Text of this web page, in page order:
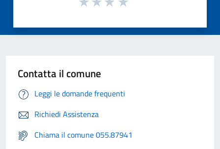
Contatta il comune
Leggi le domande frequenti
Richiedi Assistenza
Chiama il comune 055.87941